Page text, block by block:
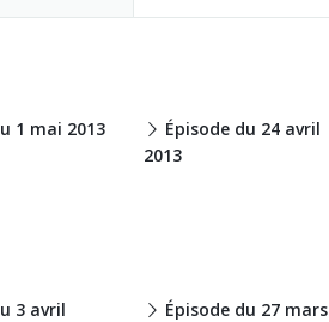
1 mai 2013
Épisode du 24 avril
2013
3 avril
Épisode du 27 mars